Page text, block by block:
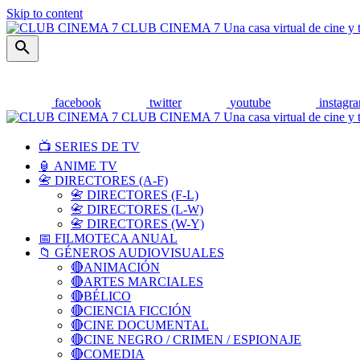
Skip to content
CLUB CINEMA 7 Una casa virtual de cine y
facebook twitter youtube
CLUB CINEMA 7 Una casa virtual de cine y
📺 SERIES DE TV
🏮 ANIME TV
📇 DIRECTORES (A-F)
📇 DIRECTORES (F-L)
📇 DIRECTORES (L-W)
📇 DIRECTORES (W-Y)
📅 FILMOTECA ANUAL
📁 GÉNEROS AUDIOVISUALES
🔴ANIMACIÓN
🔴ARTES MARCIALES
🔴BÉLICO
🔴CIENCIA FICCIÓN
🔴CINE DOCUMENTAL
🔴CINE NEGRO / CRIMEN / ESPIONAJE
🔴COMEDIA